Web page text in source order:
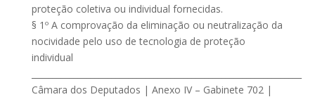
proteção coletiva ou individual fornecidas.
§ 1º A comprovação da eliminação ou neutralização da
nocividade pelo uso de tecnologia de proteção
individual
Câmara dos Deputados | Anexo IV – Gabinete 702 |